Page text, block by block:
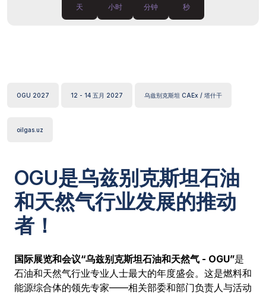
天 小时 分钟 秒
OGU 2027 12 - 14 五月 2027 乌兹别克斯坦 CAEx / 塔什干
oilgas.uz
OGU是乌兹别克斯坦石油
和天然气行业发展的推动
者！
国际展览和会议“乌兹别克斯坦石油和天然气 - OGU”是
石油和天然气行业专业人士最大的年度盛会。这是燃料和
能源综合体的领先专家——相关部委和部门负责人与活动